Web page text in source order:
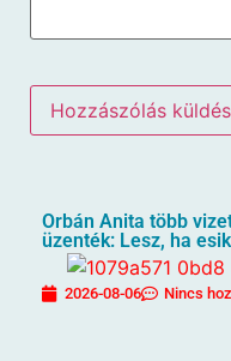
Orbán Anita több
üzenték: Lesz, ha esik
2026-08-06 Nincs